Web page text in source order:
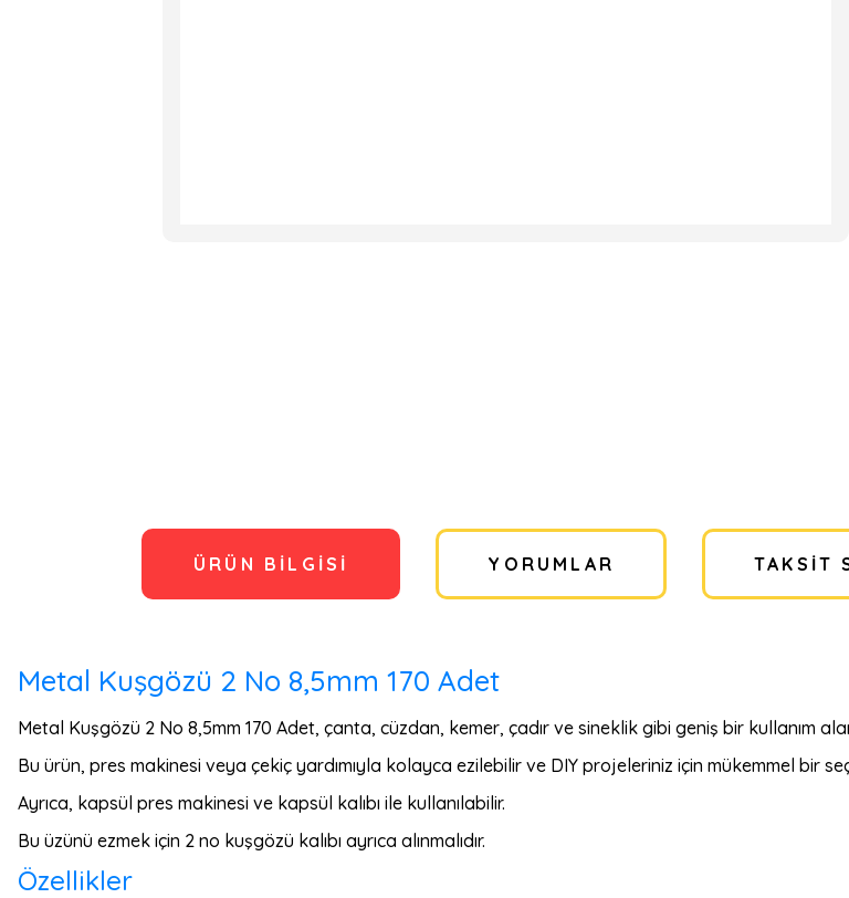
ÜRÜN BILGISI YORUMLAR TAKSIT
Metal Kuşgözü 2 No 8,5mm 170 Adet
Metal Kuşgözü 2 No 8,5mm 170 Adet, çanta, cüzdan, kemer, çadır ve sineklik gibi geniş bir kullanım
Bu ürün, pres makinesi veya çekiç yardımıyla kolayca ezilebilir ve DIY projeleriniz için mükemmel bir
Ayrıca, kapsül pres makinesi ve kapsül kalıbı ile kullanılabilir.
Bu üzünü ezmek için 2 no kuşgözü kalıbı ayrıca alınmalıdır.
Özellikler